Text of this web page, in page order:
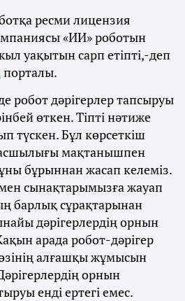
ресми лицензия
«ИИ» роботын
уақытын сарп етіпті,-деп
порталы.
робот дәрігерлер тапсыруы
өткен. Тіпті нәтиже
түскен. Бұл көрсеткіш
мақтанышпен
бұрыннан жасап келеміз.
сынақтарымызға жауап
барлық сұрақтарынан
дәрігерлердің орнын
арада робот-дәрігер
алғашқы жұмысын
орнын
енді ертегі емес.